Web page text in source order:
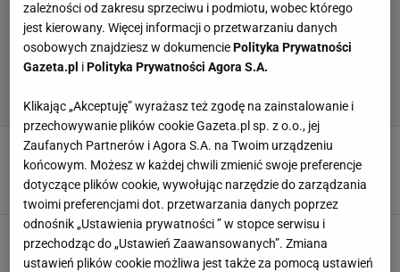
Setki komentarzy po koncercie TVP. Widzowie
zgodni jak nigdy
Dominika Kowalska, 31 MAJA 2025, 10:00
Piotr Cugowski podsumował Opole. "Ktoś
usilnie stara się podzielić"
zależności od zakresu sprzeciwu i podmiotu, wobec którego
jest kierowany. Więcej informacji o przetwarzaniu danych
osobowych znajdziesz w dokumencie Polityka Prywatności
Gazeta.pl i Polityka Prywatności Agora S.A.
Klikając „Akceptuję” wyrażasz też zgodę na zainstalowanie i
przechowywanie plików cookie Gazeta.pl sp. z o.o., jej
Zaufanych Partnerów i Agora S.A. na Twoim urządzeniu
końcowym. Możesz w każdej chwili zmienić swoje preferencje
dotyczące plików cookie, wywołując narzędzie do zarządzania
twoimi preferencjami dot. przetwarzania danych poprzez
odnośnik „Ustawienia prywatności ” w stopce serwisu i
przechodząc do „Ustawień Zaawansowanych”. Zmiana
ustawień plików cookie możliwa jest także za pomocą ustawień